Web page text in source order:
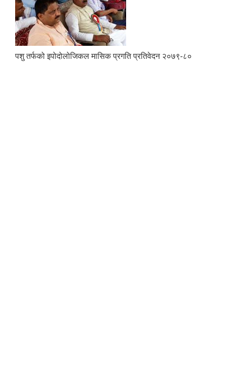
पशु तर्फको इपोदोलोजिकल मासिक प्रगति प्रतिवेदन २०७९-८०